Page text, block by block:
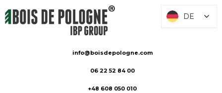
info@boisdepologne.com
06 22 52 84 00
+48 608 050 010
DE
DE